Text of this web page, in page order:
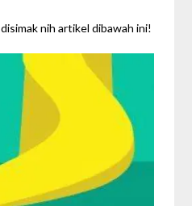
nih artikel dibawah ini!